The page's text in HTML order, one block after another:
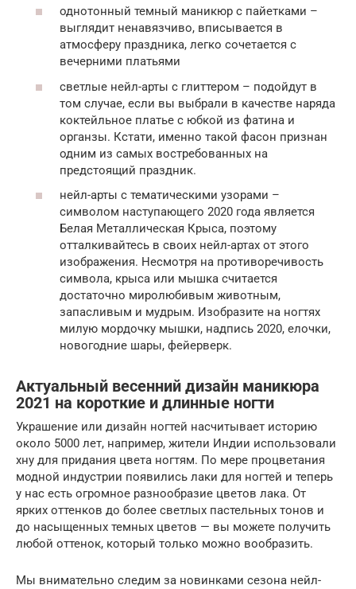
однотонный темный маникюр с пайетками –
выглядит ненавязчиво, вписывается в
атмосферу праздника, легко сочетается с
вечерними платьями
светлые нейл-арты с глиттером – подойдут в
том случае, если вы выбрали в качестве наряда
коктейльное платье с юбкой из фатина и
органзы. Кстати, именно такой фасон признан
одним из самых востребованных на
предстоящий праздник.
нейл-арты с тематическими узорами –
символом наступающего 2020 года является
Белая Металлическая Крыса, поэтому
отталкивайтесь в своих нейл-артах от этого
изображения. Несмотря на противоречивость
символа, крыса или мышка считается
достаточно миролюбивым животным,
запасливым и мудрым. Изобразите на ногтях
милую мордочку мышки, надпись 2020, елочки,
новогодние шары, фейерверк.
Актуальный весенний дизайн маникюра
2021 на короткие и длинные ногти
Украшение или дизайн ногтей насчитывает историю
около 5000 лет, например, жители Индии использовали
хну для придания цвета ногтям. По мере процветания
модной индустрии появились лаки для ногтей и теперь
у нас есть огромное разнообразие цветов лака. От
ярких оттенков до более светлых пастельных тонов и
до насыщенных темных цветов — вы можете получить
любой оттенок, который только можно вообразить.
Мы внимательно следим за новинками сезона нейл-